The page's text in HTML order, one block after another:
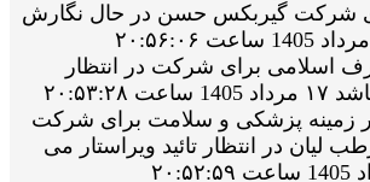
شرکت گیربکس حسن در حال نگارش
اسلامی برای شرکت در انتظار
۲۰:۵۳:۲۸
در زمینه پزشکی و سلامت برای شرکت
لیان در انتظار تائید ویراستار می